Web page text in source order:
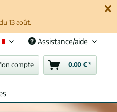
13 août.
Français (fr)Assistance/aide
compte 0,00 € *